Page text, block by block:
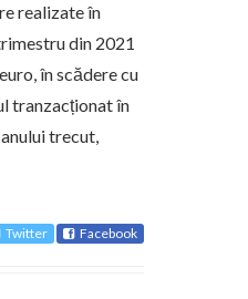
realizate în
din 2021
în scădere cu
tranzacționat în
trecut,
Twitter Facebook